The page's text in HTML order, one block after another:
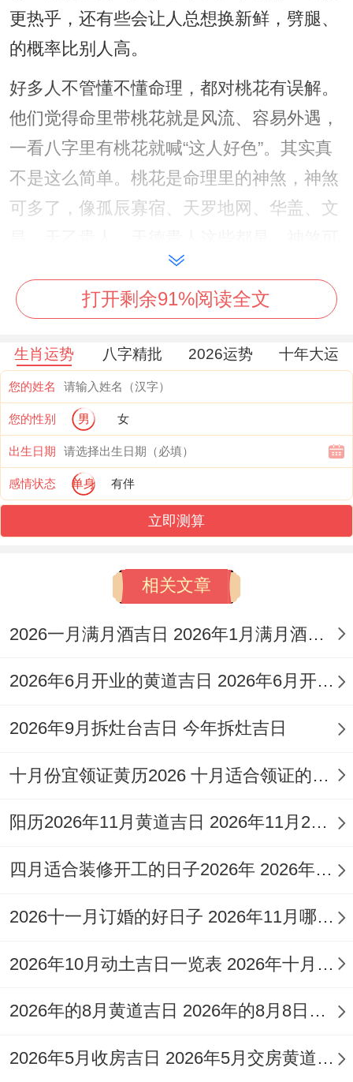
更热乎，还有些会让人总想换新鲜，劈腿、
的概率比别人高。
好多人不管懂不懂命理，都对桃花有误解。
他们觉得命里带桃花就是风流、容易外遇，
一看八字里有桃花就喊“这人好色”。其实真
不是这么简单。桃花是命理里的神煞，神煞
可多了，像孤辰寡宿、天罗地网、华盖、文
不是神仙，也不是啥凶神，它是八字里四个
天干和四个地支的特殊组合。要是八字里碰
的呢？大概是古人看了好多例子，发现只要
几个干支一起出现在八字里，这人就会有某
种特点，就把这些干支组合起来，起了个形
象的名儿，方便用。
比如说印或财带桃花，驿马合桃花，这种人
往往有好车、名车。上回我提过天乙贵人带
花也差不多，这情况平时看八字挺常见的。
引、异性缘有关。它本来就是“沐浴”之星，
也叫咸池，所以代表这些。像属虎、马、狗
时命里就带桃花，感情经历多，异性缘好，
谈恋爱早，容易有异性追。但也有烂桃花，
姻容易有麻烦。大运或流年带桃花，也能理
解成当年有恋爱的事儿，有人追。像属猴的
桃花还代表人缘好、沟通强、人际关系棒。
命里桃花旺的人比没桃花的人人缘好，跟人
也比一般人强。比如属马出生在卯月、卯
日、卯时一般朋友多，工作生活里跟人相处
打开剩余91%阅读全文
生肖运势 八字精批 2026运势 十年大运
您的姓名
您的性别 男 女
出生日期
感情状态 单身 有伴
立即测算
相关文章
2026一月满月酒吉日 2026年1月满月酒吉日
2026年6月开业的黄道吉日 2026年6月开业黄道吉日查询
2026年9月拆灶台吉日 今年拆灶吉日
十月份宜领证黄历2026 十月适合领证的好日子2026年
阳历2026年11月黄道吉日 2026年11月26日阳历黄道吉日
四月适合装修开工的日子2026年 2026年四月份适合装修开工的黄道吉日
2026十一月订婚的好日子 2026年11月哪天订婚好
2026年10月动土吉日一览表 2026年十月六日能动土吗
2026年的8月黄道吉日 2026年的8月8日是星期几
2026年5月收房吉日 2026年5月交房黄道吉日